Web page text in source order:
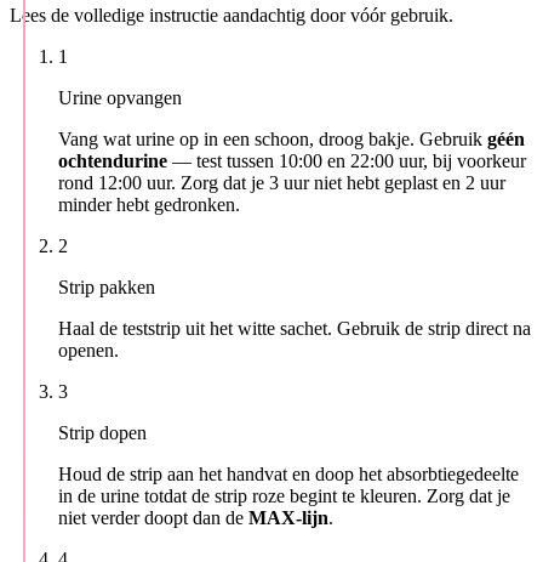
Lees de volledige instructie aandachtig door vóór gebruik.
1
Urine opvangen
Vang wat urine op in een schoon, droog bakje. Gebruik géén
ochtendurine — test tussen 10:00 en 22:00 uur, bij voorkeur
rond 12:00 uur. Zorg dat je 3 uur niet hebt geplast en 2 uur
minder hebt gedronken.
2
Strip pakken
Haal de teststrip uit het witte sachet. Gebruik de strip direct na
openen.
3
Strip dopen
Houd de strip aan het handvat en doop het absorbtiegedeelte
in de urine totdat de strip roze begint te kleuren. Zorg dat je
niet verder doopt dan de MAX-lijn.